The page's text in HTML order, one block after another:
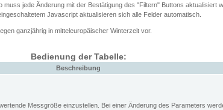
jede Änderung mit der Bestätigung des "Filtern" Buttons aktualisiert
Javascript aktualisieren sich alle Felder automatisch.
ganzjährig in mitteleuropäischer Winterzeit vor.
Bedienung der Tabelle:
Beschreibung
Messgröße einzustellen. Bei einer Änderung des Parameters